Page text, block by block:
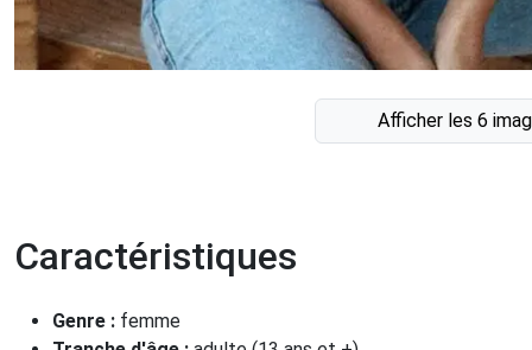
Afficher les 6
Caractéristiques
Genre : femme